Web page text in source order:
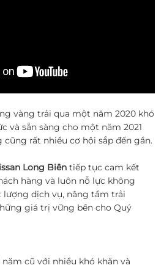
vàng trải qua một năm 2020 khó
và sẵn sàng cho một năm 2021
rất nhiều cơ hội sắp đến gần.
Long Biên tiếp tục cam kết
hàng và luôn nỗ lực không
dịch vụ, nâng tầm trải
giá trị vững bền cho Quý
cũ với nhiều khó khăn và